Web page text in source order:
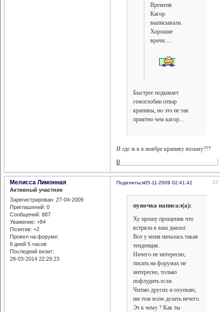
Временв
Кагор
выписывали.
Хорошие
врачи.....
Быстрее подымает
гемоглобин отвар
крапивы, но это не так
приятно чем кагор...
И где ж я в ноябре крапиву возьму???
0
Поделиться 33
05-11-2009 02:41:42
Мелисса Лимонная
Активный участник
Зарегистрирован: 27-04-2009
Приглашений: 0
Сообщений: 887
Уважение: +84
Позитив: +2
Провел на форуме:
6 дней 5 часов
Последний визит:
28-03-2014 22:29:23
пуночка написал(а):
Ху прошу прощения что
встряла в ваш диалог.
Вот у меня началась такая
тенденция.
Ничего не интересно,
писать на форумах не
интересно, только
пофлудить если.
Читаю других и охуеваю,
им тож всем делать нечего.
Эт к чему ? Как ты